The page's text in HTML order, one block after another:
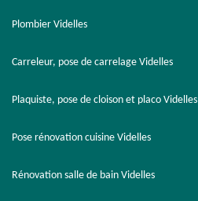
Plombier Videlles
Carreleur, pose de carrelage Videlles
Plaquiste, pose de cloison et placo Videlles
Pose rénovation cuisine Videlles
Rénovation salle de bain Videlles